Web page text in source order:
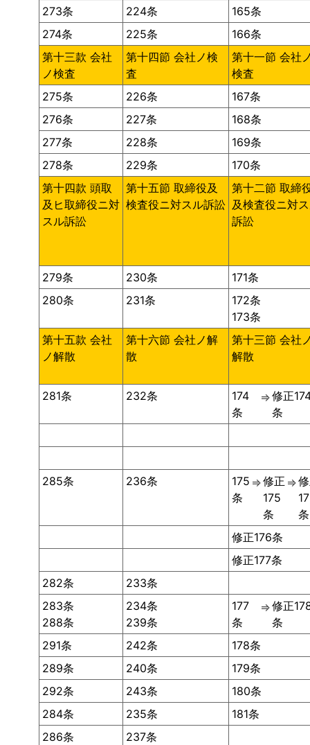
273条
224条
165条
274条
225条
166条
第十三款 会社
ノ検査
第十四節 会社ノ検
査
第十一節 会社
検査
275条
226条
167条
276条
227条
168条
277条
228条
169条
278条
229条
170条
第十四款 頭取
及ヒ取締役ニ対
スル訴訟
第十五節 取締役及
検査役ニ対スル訴訟
第十二節 取締
及検査役ニ対
訴訟
279条 230条
171条
280条
231条
172条
173条
第十五款 会社
ノ解散
第十六節 会社ノ解
散
第十三節 会社
解散
281条 232条
174
条
⇒修正
条
285条 236条
175
条
⇒修正
175
条
⇒
条
修正176条
修正177条
282条
233条
283条
288条
234条
239条
177
条
⇒修正
条
291条
242条
178条
289条
240条
179条
292条
243条
180条
284条
235条
181条
286条
237条